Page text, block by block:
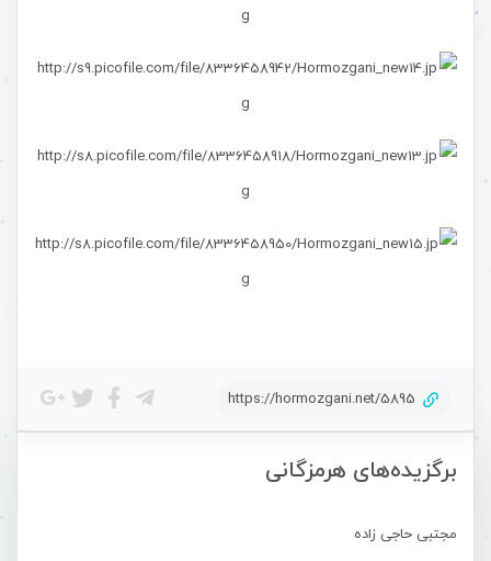
برگزیده‌های هرمزگانی
مجتبی حاجی زاده
https://hormozgani.net/5895